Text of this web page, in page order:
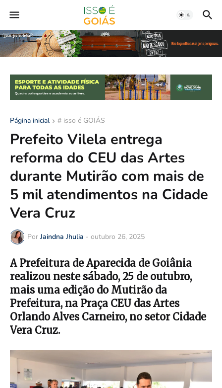
Página inicial # isso é GOIÁS
Prefeito Vilela entrega
reforma do CEU das Artes
durante Mutirão com mais de
5 mil atendimentos na Cidade
Vera Cruz
Por Jaindna Jhulia - outubro 26, 2025
A Prefeitura de Aparecida de Goiânia
realizou neste sábado, 25 de outubro,
mais uma edição do Mutirão da
Prefeitura, na Praça CEU das Artes
Orlando Alves Carneiro, no setor Cidade
Vera Cruz.